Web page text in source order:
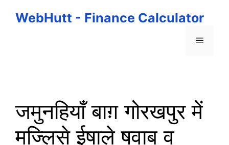
WebHutt - Finance Calculator
Menu
जमुनहियाँ बाग़ गोरखपुर में
मज्लिसे ईषाले षवाब व